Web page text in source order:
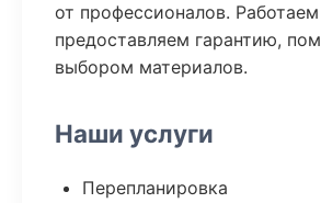
от профессионалов.
предоставляем гарантию,
выбором материалов.
Наши услуги
Перепланировка